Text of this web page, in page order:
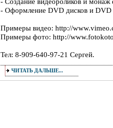
- Оформление DVD дисков и DVD
Примеры видео: http://
Примеры фото: http://
Тел: 8-909-640-97-21 Сергей.
ЧИТАТЬ ДАЛЬШЕ...